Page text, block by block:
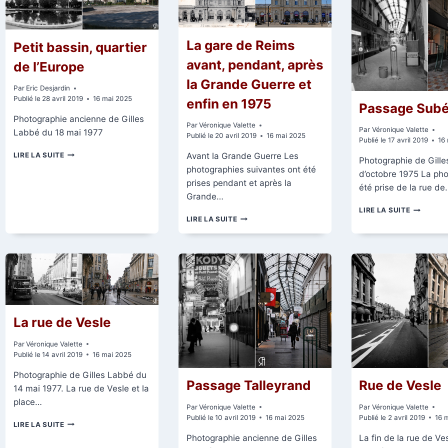
Petit bassin, quartier
de l’Europe
Par Eric Desjardin
Publié le 28 avril 2019 16 mai 2025
Photographie ancienne de Gilles
Labbé du 18 mai 1977
LIRE LA SUITEPETIT
La gare de Reims
avant, pendant, après
la Grande Guerre et
enfin en 1975
Par Véronique Valette
Publié le 20 avril 2019 16 mai 2025
Avant la Grande Guerre Les
photographies suivantes ont été
prises pendant et après la
Grande…
LIRE LA SUITELA
AVANT,
PENDANT,
APRÈS
LA
GRANDE
GUERRE
ET
ENFIN
EN
1975
Passage
Par Véronique Valette
Publié le 17 avril 2019 16
Photographie de
d’octobre 1975 La
été prise de la rue
LIRE LA SUITEPASSAGE
La rue de Vesle
Par Véronique Valette
Publié le 14 avril 2019 16 mai 2025
Photographie de Gilles Labbé du
14 mai 1977. La rue de Vesle et la
place…
LIRE LA SUITELA
Passage Talleyrand
Par Véronique Valette
Publié le 10 avril 2019 16 mai 2025
Photographie ancienne de Gilles
Rue de Vesle
Par Véronique Valette
Publié le 2 avril 2019 16
La fin de la rue de